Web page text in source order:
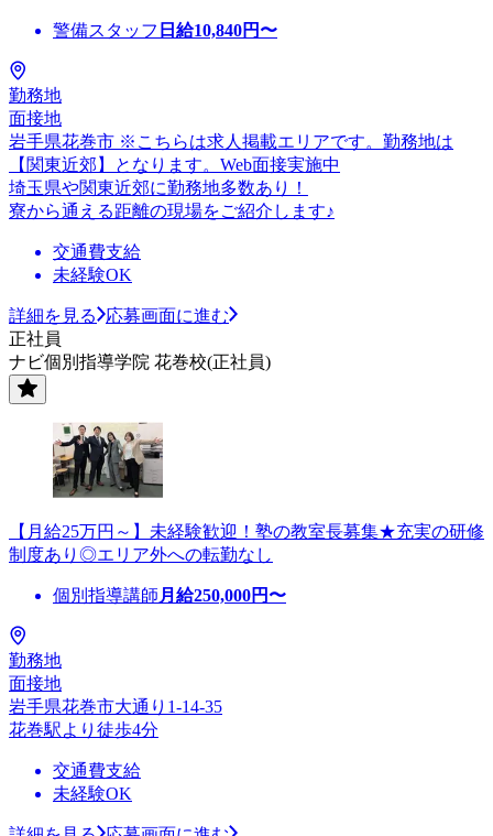
警備スタッフ 日給10,840円〜
勤務地
面接地
岩手県花巻市 ※こちらは求人掲載エリアです。勤務地は
【関東近郊】となります。Web面接実施中
埼玉県や関東近郊に勤務地多数あり！
寮から通える距離の現場をご紹介します♪
交通費支給
未経験OK
詳細を見る
応募画面に進む
正社員
ナビ個別指導学院 花巻校(正社員)
【月給25万円～】未経験歓迎！塾の教室長募集★充実の研修
制度あり◎エリア外への転勤なし
個別指導講師 月給250,000円〜
勤務地
面接地
岩手県花巻市大通り1-14-35
花巻駅より徒歩4分
交通費支給
未経験OK